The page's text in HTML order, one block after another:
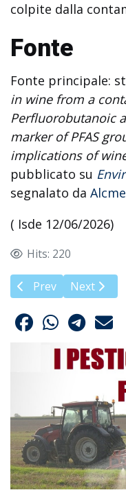
colpite dalla
Fonte
Fonte principale:
in wine from a
Perfluorobutanoic
marker of PFAS
implications of
pubblicato su
segnalato da
( Isde 12/06/2026)
Hits: 220
Previous article:
Prev Next
Next